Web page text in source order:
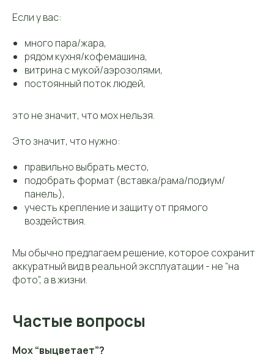
Если у вас:
много пара/жара,
рядом кухня/кофемашина,
витрина с мукой/аэрозолями,
постоянный поток людей,
это не значит, что мох нельзя.
Это значит, что нужно:
правильно выбрать место,
подобрать формат (вставка/рама/подиум/
панель),
учесть крепление и защиту от прямого
воздействия.
Мы обычно предлагаем решение, которое сохранит
аккуратный вид в реальной эксплуатации - не “на
фото”, а в жизни.
Частые вопросы
Мох “выцветает”?